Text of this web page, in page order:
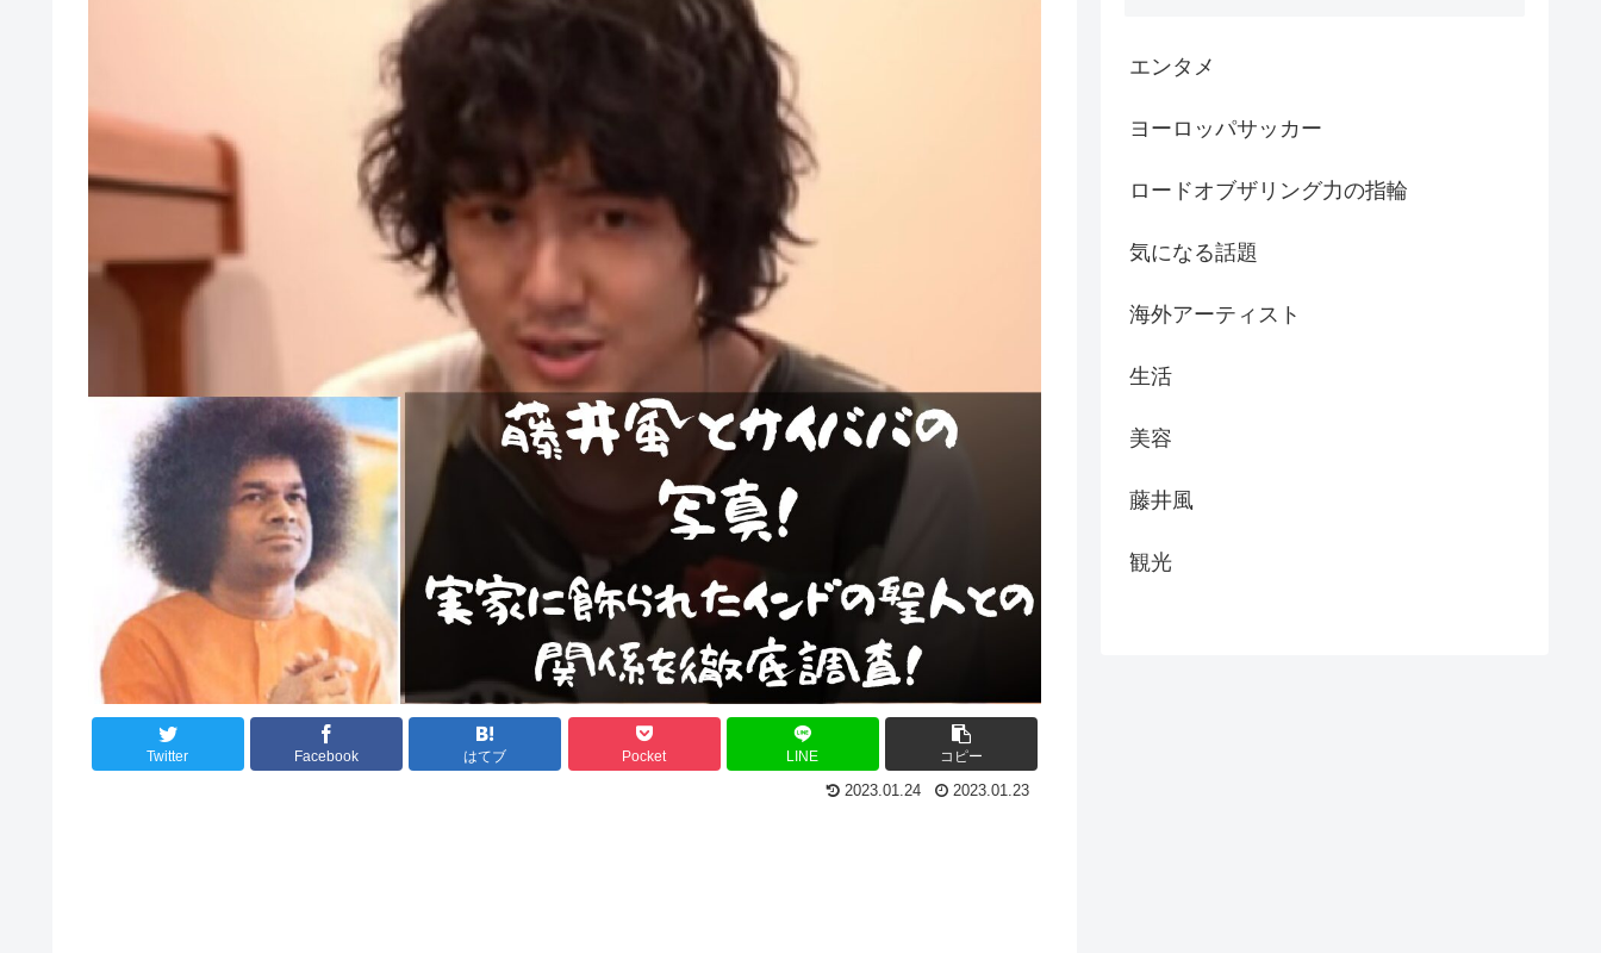
Twitter Facebook はてブ Pocket LINE コピー
2023.01.24 2023.01.23
エンタメ
ヨーロッパサッカー
ロードオブザリング力の指輪
気になる話題
海外アーティスト
生活
美容
藤井風
観光